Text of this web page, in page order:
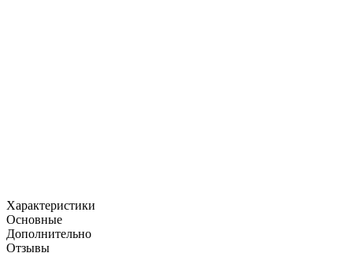
Характеристики
Основные
Дополнительно
Отзывы